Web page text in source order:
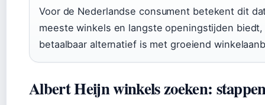
Voor de Nederlandse consument betekent dit
meeste winkels en langste openingstijden
betaalbaar alternatief is met groeiend
Albert Heijn winkels zoeken: